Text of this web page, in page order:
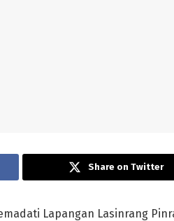
Share on Twitter
Lapangan Lasinrang